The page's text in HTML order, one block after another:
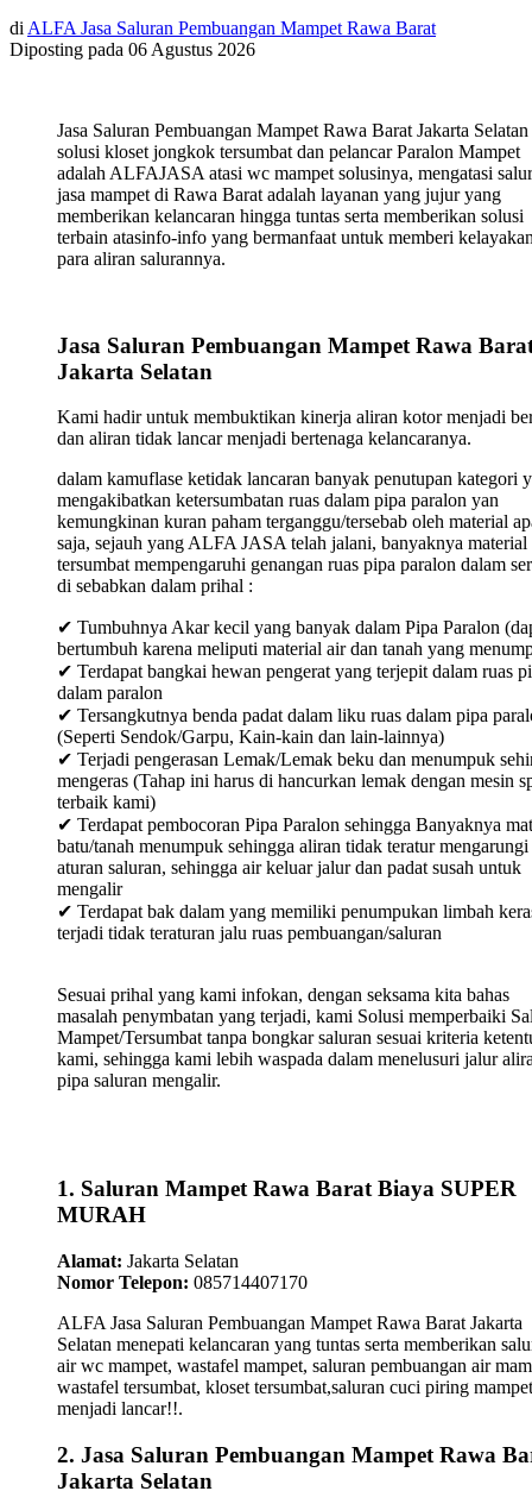
di ALFA Jasa Saluran Pembuangan Mampet Rawa Barat
Diposting pada 06 Agustus 2026
Jasa Saluran Pembuangan Mampet Rawa Barat Jakarta Selatan
solusi kloset jongkok tersumbat dan pelancar Paralon Mampet
adalah ALFAJASA atasi wc mampet solusinya, mengatasi
jasa mampet di Rawa Barat adalah layanan yang jujur yang
memberikan kelancaran hingga tuntas serta memberikan solusi
terbain atasinfo-info yang bermanfaat untuk memberi
para aliran salurannya.
Jasa Saluran Pembuangan Mampet Rawa
Jakarta Selatan
Kami hadir untuk membuktikan kinerja aliran kotor menjadi
dan aliran tidak lancar menjadi bertenaga kelancaranya.
dalam kamuflase ketidak lancaran banyak penutupan kategori
mengakibatkan ketersumbatan ruas dalam pipa paralon yan
kemungkinan kuran paham terganggu/tersebab oleh material
saja, sejauh yang ALFA JASA telah jalani, banyaknya material
tersumbat mempengaruhi genangan ruas pipa paralon dalam
di sebabkan dalam prihal :
✔ Tumbuhnya Akar kecil yang banyak dalam Pipa Paralon
bertumbuh karena meliputi material air dan tanah yang
✔ Terdapat bangkai hewan pengerat yang terjepit dalam ruas
dalam paralon
✔ Tersangkutnya benda padat dalam liku ruas dalam pipa
(Seperti Sendok/Garpu, Kain-kain dan lain-lainnya)
✔ Terjadi pengerasan Lemak/Lemak beku dan menumpuk
mengeras (Tahap ini harus di hancurkan lemak dengan mesin
terbaik kami)
✔ Terdapat pembocoran Pipa Paralon sehingga Banyaknya
batu/tanah menumpuk sehingga aliran tidak teratur mengarungi
aturan saluran, sehingga air keluar jalur dan padat susah untuk
mengalir
✔ Terdapat bak dalam yang memiliki penumpukan limbah
terjadi tidak teraturan jalu ruas pembuangan/saluran
Sesuai prihal yang kami infokan, dengan seksama kita bahas
masalah penymbatan yang terjadi, kami Solusi memperbaiki
Mampet/Tersumbat tanpa bongkar saluran sesuai kriteria
kami, sehingga kami lebih waspada dalam menelusuri jalur
pipa saluran mengalir.
1. Saluran Mampet Rawa Barat Biaya SUPER
MURAH
Alamat: Jakarta Selatan
Nomor Telepon: 085714407170
ALFA Jasa Saluran Pembuangan Mampet Rawa Barat Jakarta
Selatan menepati kelancaran yang tuntas serta memberikan
air wc mampet, wastafel mampet, saluran pembuangan air
wastafel tersumbat, kloset tersumbat,saluran cuci piring mampet
menjadi lancar!!.
2. Jasa Saluran Pembuangan Mampet Rawa
Jakarta Selatan